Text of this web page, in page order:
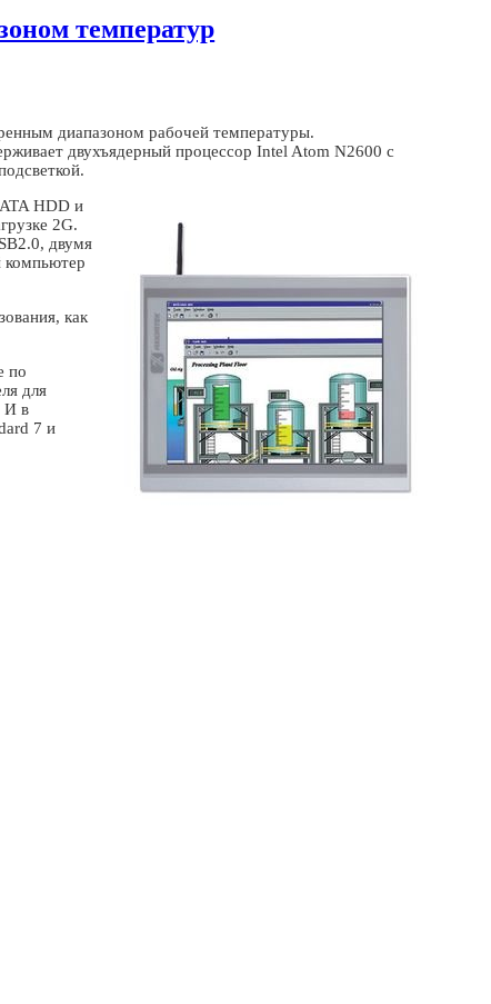
температур
диапазоном рабочей температуры.
двухъядерный процессор Intel Atom N2600 с
HDD и
2G.
двумя
компьютер
как
по
для
И в
7 и